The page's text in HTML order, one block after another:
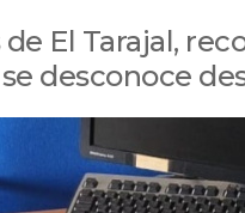
El Tarajal,
desconoce